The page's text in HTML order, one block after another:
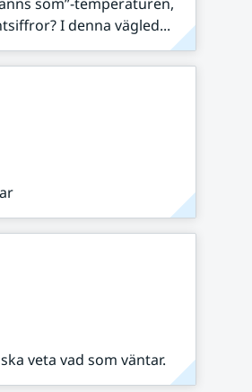
I denna vägled...
veta vad som väntar.